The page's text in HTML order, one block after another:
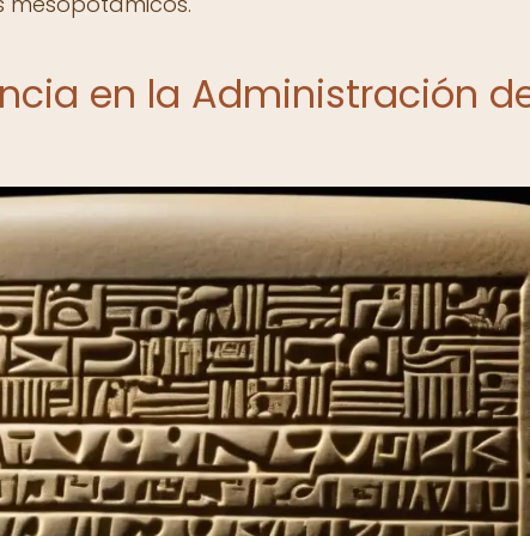
en la Administración